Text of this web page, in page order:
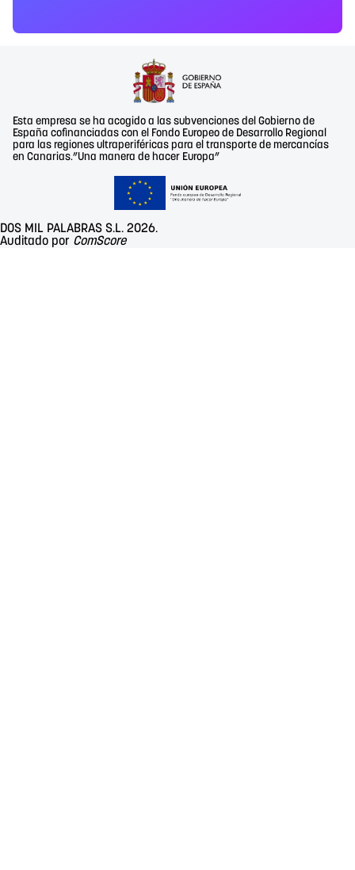
Esta empresa se ha acogido a las subvenciones del Gobierno de
España cofinanciadas con el Fondo Europeo de Desarrollo Regional
para las regiones ultraperiféricas para el transporte de mercancías
en Canarias.”Una manera de hacer Europa”
DOS MIL PALABRAS S.L. 2026.
Auditado por ComScore